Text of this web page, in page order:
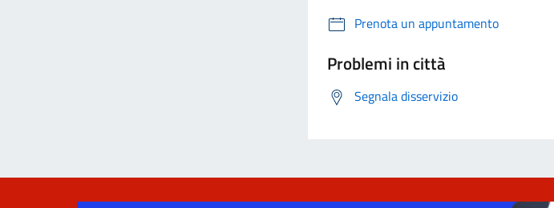
Prenota un appuntamento
Problemi in città
Segnala disservizio